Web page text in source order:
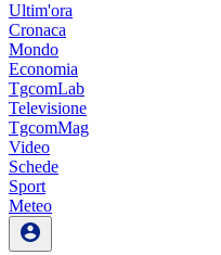
Ultim'ora
Cronaca
Mondo
Economia
TgcomLab
Televisione
TgcomMag
Video
Schede
Sport
Meteo